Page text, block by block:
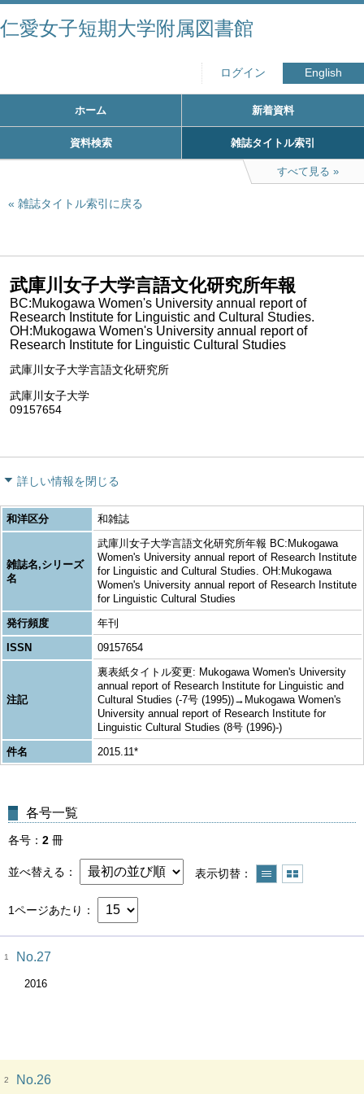
仁愛女子短期大学附属図書館
ログイン English
ホーム 新着資料
資料検索 雑誌タイトル索引
すべて見る
雑誌タイトル索引に戻る
武庫川女子大学言語文化研究所年報
BC:Mukogawa Women's University annual report of
Research Institute for Linguistic and Cultural Studies.
OH:Mukogawa Women's University annual report of
Research Institute for Linguistic Cultural Studies
武庫川女子大学言語文化研究所
武庫川女子大学
09157654
詳しい情報を閉じる
和洋区分 和雑誌
雑誌名,シリーズ
名
武庫川女子大学言語文化研究所年報 BC:Mukogawa
Women's University annual report of Research Institute
for Linguistic and Cultural Studies. OH:Mukogawa
Women's University annual report of Research Institute
for Linguistic Cultural Studies
発行頻度
年刊
ISSN
09157654
注記
裏表紙タイトル変更: Mukogawa Women's University
annual report of Research Institute for Linguistic and
Cultural Studies (-7号 (1995))→Mukogawa Women's
University annual report of Research Institute for
Linguistic Cultural Studies (8号 (1996)-)
件名
2015.11*
各号一覧
各号 2 冊
並べ替える 表示切替
1ページあたり
1 No.27
2016
2 No.26